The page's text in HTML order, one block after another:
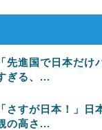
先進国で日本だけ
ぎる、...
さすが日本！」日
の高さ...